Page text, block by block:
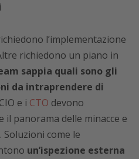
l’implementazione
richiedono un piano in
sappia quali sono gli
da intraprendere di
e i CTO devono
panorama delle minacce e
come le
un’ispezione esterna